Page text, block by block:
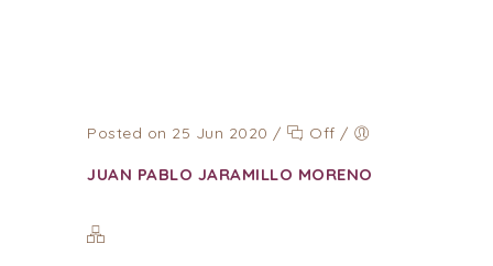
Posted on 25 Jun 2020 / Off /
JUAN PABLO JARAMILLO MORENO